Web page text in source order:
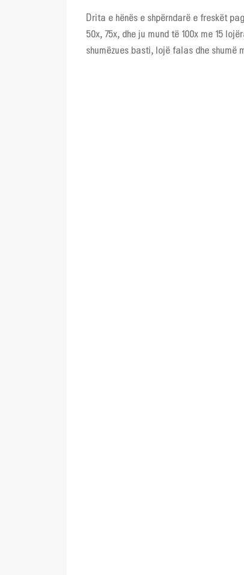
Drita e hënës e shpërndarë e freskët
50x, 75x, dhe ju mund të 100x me 15
shumëzues basti, lojë falas dhe shumë